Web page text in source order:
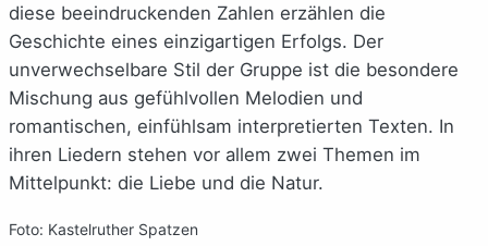
diese beeindruckenden Zahlen erzählen die
Geschichte eines einzigartigen Erfolgs. Der
unverwechselbare Stil der Gruppe ist die besondere
Mischung aus gefühlvollen Melodien und
romantischen, einfühlsam interpretierten Texten. In
ihren Liedern stehen vor allem zwei Themen im
Mittelpunkt: die Liebe und die Natur.
Foto: Kastelruther Spatzen